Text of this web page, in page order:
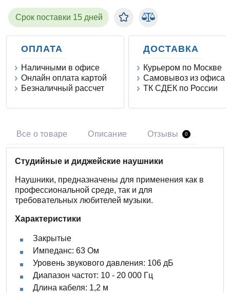
Срок поставки 15 дней
ОПЛАТА
Наличными в офисе
Онлайн оплата картой
Безналичный рассчет
ДОСТАВКА
Курьером по Москве
Самовывоз из офиса
ТК СДЕК по России
Все о товаре Описание Отзывы 0
Студийные и диджейские наушники
Наушники, предназначены для применения как в
профессиональной среде, так и для
требовательных любителей музыки.
Характеристики
Закрытые
Импеданс: 63 Ом
Уровень звукового давления: 106 дБ
Диапазон частот: 10 - 20 000 Гц
Длина кабеля: 1,2 м